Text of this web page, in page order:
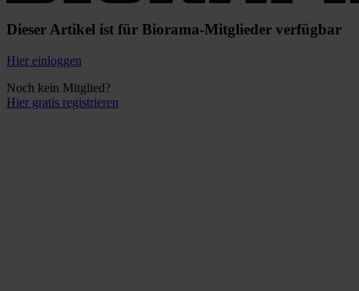
Dieser Artikel ist für Biorama-Mitglieder verfügbar
Hier einloggen
Noch kein Mitglied?
Hier gratis registrieren